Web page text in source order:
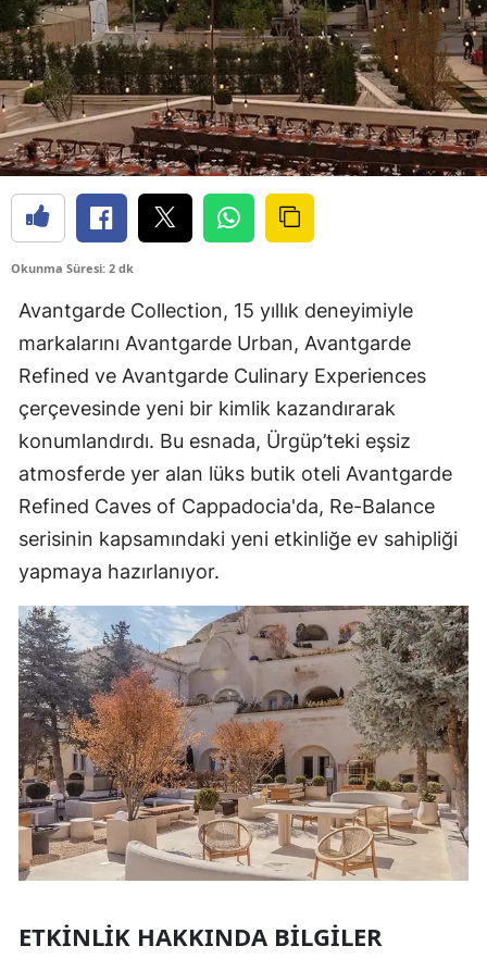
Okunma Süresi: 2 dk
Avantgarde Collection, 15 yıllık deneyimiyle
markalarını Avantgarde Urban, Avantgarde
Refined ve Avantgarde Culinary Experiences
çerçevesinde yeni bir kimlik kazandırarak
konumlandırdı. Bu esnada, Ürgüp’teki eşsiz
atmosferde yer alan lüks butik oteli Avantgarde
Refined Caves of Cappadocia'da, Re-Balance
serisinin kapsamındaki yeni etkinliğe ev sahipliği
yapmaya hazırlanıyor.
ETKINLIK HAKKINDA BILGILER